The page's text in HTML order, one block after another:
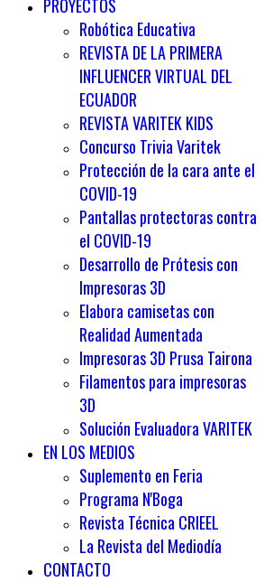
PROYECTOS
Robótica Educativa
REVISTA DE LA PRIMERA
INFLUENCER VIRTUAL DEL
ECUADOR
REVISTA VARITEK KIDS
Concurso Trivia Varitek
Protección de la cara ante el
COVID-19
Pantallas protectoras contra
el COVID-19
Desarrollo de Prótesis con
Impresoras 3D
Elabora camisetas con
Realidad Aumentada
Impresoras 3D Prusa Tairona
Filamentos para impresoras
3D
Solución Evaluadora VARITEK
EN LOS MEDIOS
Suplemento en Feria
Programa N'Boga
Revista Técnica CRIEEL
La Revista del Mediodía
CONTACTO